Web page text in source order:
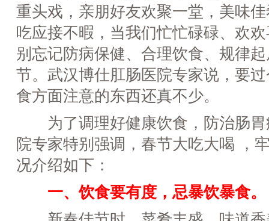
重头戏，亲朋好友欢聚一堂，美味
吃应接不暇，当我们忙忙碌碌、欢
别忘记防病保健、合理饮食、规律
节。武汉博仕肛肠医院专家说，要
食方面注意的东西还真不少。
为了调理好健康饮食，防治肠胃
院专家特别强调，春节大吃大喝 ，
况介绍如下：
一、饮食要有度，忌暴饮暴食。